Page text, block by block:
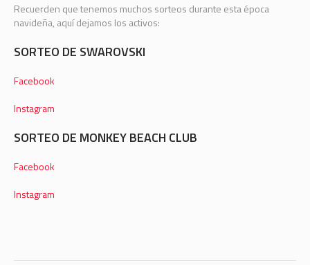
Recuerden que tenemos muchos sorteos durante esta época
navideña, aquí dejamos los activos:
SORTEO DE SWAROVSKI
Facebook
Instagram
SORTEO DE MONKEY BEACH CLUB
Facebook
Instagram